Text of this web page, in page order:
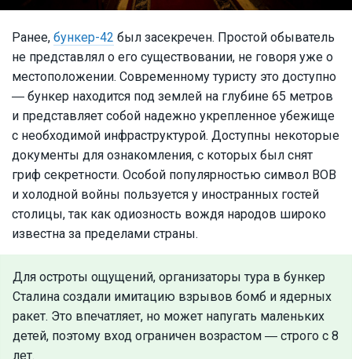
Ранее, бункер-42 был засекречен. Простой обыватель
не представлял о его существовании, не говоря уже о
местоположении. Современному туристу это доступно
― бункер находится под землей на глубине 65 метров
и представляет собой надежно укрепленное убежище
с необходимой инфраструктурой. Доступны некоторые
документы для ознакомления, с которых был снят
гриф секретности. Особой популярностью символ ВОВ
и холодной войны пользуется у иностранных гостей
столицы, так как одиозность вождя народов широко
известна за пределами страны.
Для остроты ощущений, организаторы тура в бункер
Сталина создали имитацию взрывов бомб и ядерных
ракет. Это впечатляет, но может напугать маленьких
детей, поэтому вход ограничен возрастом ― строго с 8
лет.